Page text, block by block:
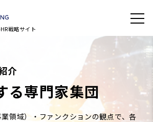
戦略サイト
介
る専門家集団
領域）・ファンクションの観点で、各